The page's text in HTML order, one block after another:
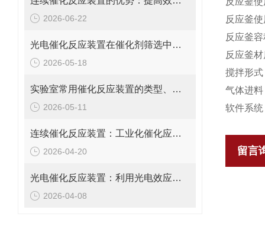
2026-06-22
光电催化反应装置在催化剂筛选中的应用
2026-05-18
实验室常用催化反应装置的类型、特点与选型指南
2026-05-11
连续催化反应装置：工业化催化应用中的高效反应器选择
2026-04-20
光电催化反应装置：利用光电效应提升催化性能与反应速率
2026-04-08
反应釜
反应釜
反应釜
搅拌形
气体进
软件系
留言